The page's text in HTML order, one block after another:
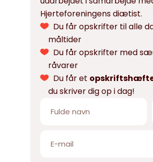
Hjerteforeningens diætist.
Du får opskrifter til alle
måltider
Du får opskrifter med
råvarer
Du får et
du skriver dig op i dag!